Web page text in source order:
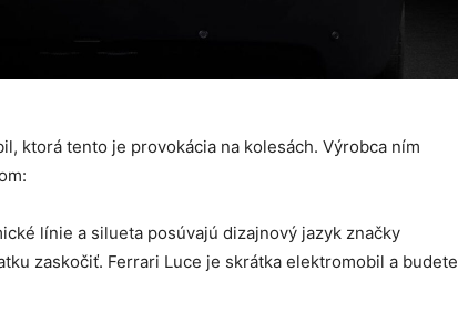
ktorá tento je provokácia na kolesách. Výrobca ním
línie a silueta posúvajú dizajnový jazyk značky
zaskočiť. Ferrari Luce je skrátka elektromobil a budete